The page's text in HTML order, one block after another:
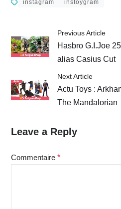
instagram instoygram
Previous Article
Hasbro G.I.Joe
alias Casius Cut
Next Article
Actu Toys :
The Mandalorian
Leave a Reply
Commentaire *